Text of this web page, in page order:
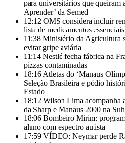
para universitários que queiram
Aprender’ da Semed
12:12 OMS considera incluir
lista de medicamentos essenciais
11:38 Ministério da Agricultura
evitar gripe aviária
11:14 Nestlé fecha fábrica na
pizzas contaminadas
18:16 Atletas do ‘Manaus
Seleção Brasileira e pódio
Estado
18:12 Wilson Lima acompanha
da Sharp e Manaus 2000 na
18:06 Bombeiro Mirim:
aluno com espectro autista
17:59 VÍDEO: Neymar perde